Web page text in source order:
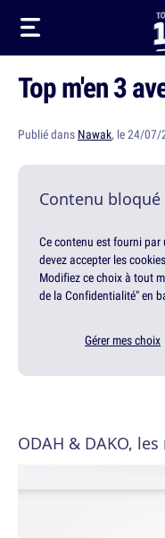
Top m'en 3
Publié dans Nawak, le 24/07/
Contenu
Ce contenu est fourni
devez accepter les
Modifiez ce choix à tout
de la Confidentialité" en
Gérer mes choix
ODAH & DAKO,